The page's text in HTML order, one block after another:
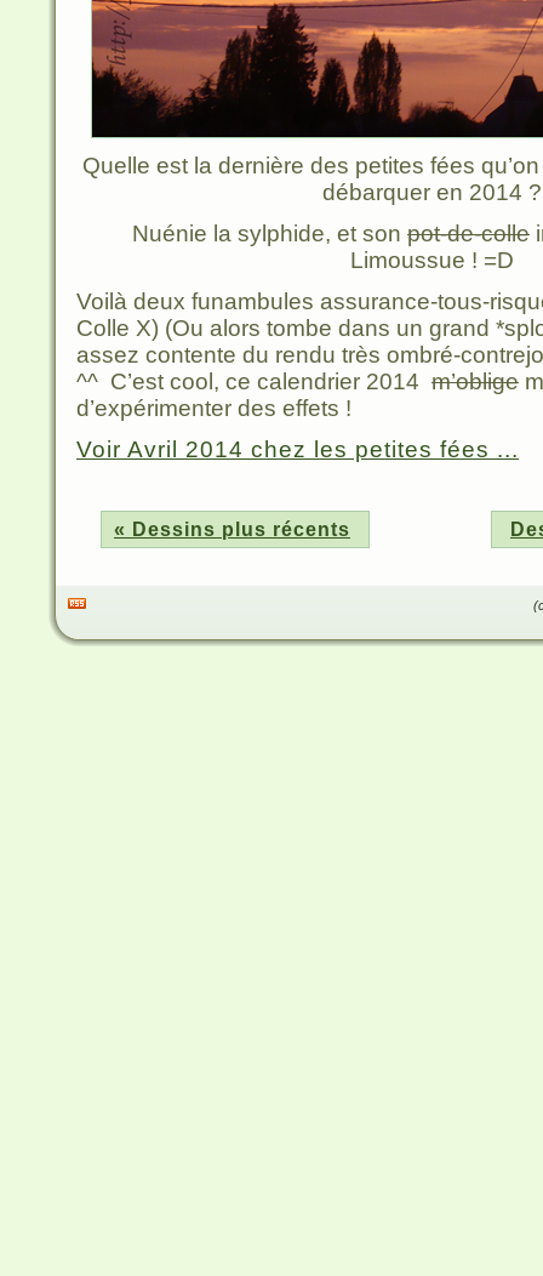
Quelle est la dernière des petites fées
débarquer en 2014 ?
Nuénie la sylphide, et son pot-de-colle
Limoussue ! =D
Voilà deux funambules assurance-tous-
Colle X) (Ou alors tombe dans un grand
assez contente du rendu très ombré-
^^ C’est cool, ce calendrier 2014 m’oblige
d’expérimenter des effets !
Voir Avril 2014 chez les petites fées ...
« Dessins plus récents